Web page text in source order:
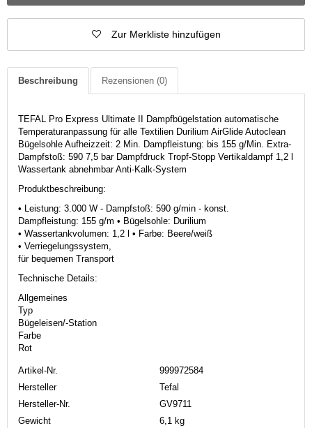
Zur Merkliste hinzufügen
Beschreibung Rezensionen (0)
TEFAL Pro Express Ultimate II Dampfbügelstation automatische
Temperaturanpassung für alle Textilien Durilium AirGlide Autoclean
Bügelsohle Aufheizzeit: 2 Min. Dampfleistung: bis 155 g/Min. Extra-
Dampfstoß: 590 7,5 bar Dampfdruck Tropf-Stopp Vertikaldampf 1,2 l
Wassertank abnehmbar Anti-Kalk-System
Produktbeschreibung:
• Leistung: 3.000 W - Dampfstoß: 590 g/min - konst.
Dampfleistung: 155 g/m • Bügelsohle: Durilium
• Wassertankvolumen: 1,2 l • Farbe: Beere/weiß
• Verriegelungssystem,
für bequemen Transport
Technische Details:
Allgemeines
Typ
Bügeleisen/-Station
Farbe
Rot
Artikel-Nr.
999972584
Hersteller
Tefal
Hersteller-Nr.
GV9711
Gewicht
6,1 kg